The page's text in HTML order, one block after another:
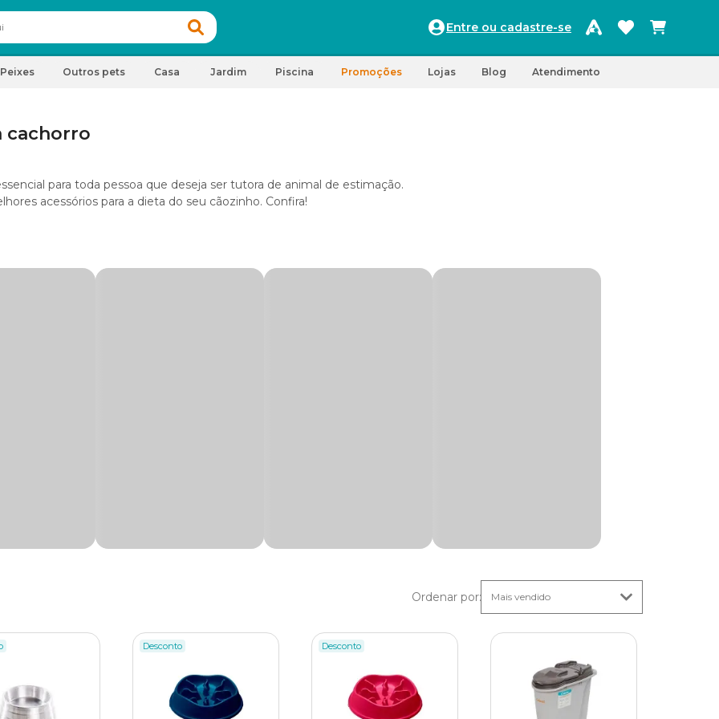
Entre ou cadastre-se
Peixes Outros pets Casa Jardim Piscina Promoções Lojas Blog Atendimento
cachorro
para toda pessoa que deseja ser tutora de animal de estimação.
acessórios para a dieta do seu cãozinho. Confira!
em acessar o alimento em comedouros tradicionais, nada
ração fica em ponto mais próximo ao pescoço do animal, facilitando a
Ordenar por:
Desconto Desconto